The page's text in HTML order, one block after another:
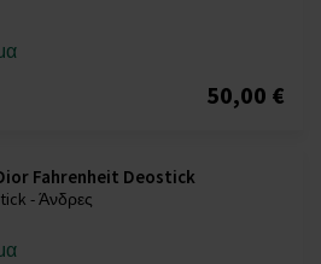
50,00 €
Fahrenheit Deostick
- Άνδρες